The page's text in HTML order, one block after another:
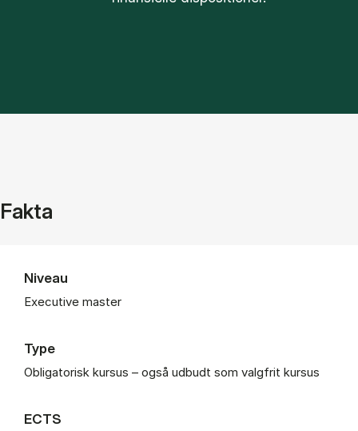
Fakta
Niveau
Executive master
Type
Obligatorisk kursus – også udbudt som valgfrit kursus
ECTS